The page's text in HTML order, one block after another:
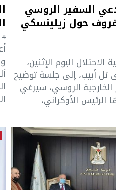
السفير الروسي
حول زيلينسكي
اليوم الإثنين،
تل أبيب، إلى جلسة توضيح
الروسي، سيرغي
الرئيس الأوكراني،
4 سنوات، 4 أشهر ago